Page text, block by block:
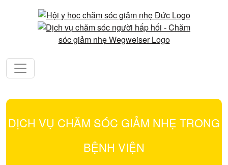
DỊCH VỤ CHĂM SÓC GIẢM NHẸ TRONG
BỆNH VIỆN